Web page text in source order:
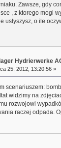
Zawsze, gdy
, z ktorego mogl
uslyszysz, o ile
Hydrierwerke
25, 2012, 13:20:56 »
scenariuszem:
widzimy na
rozwojowi
raczej odpada.